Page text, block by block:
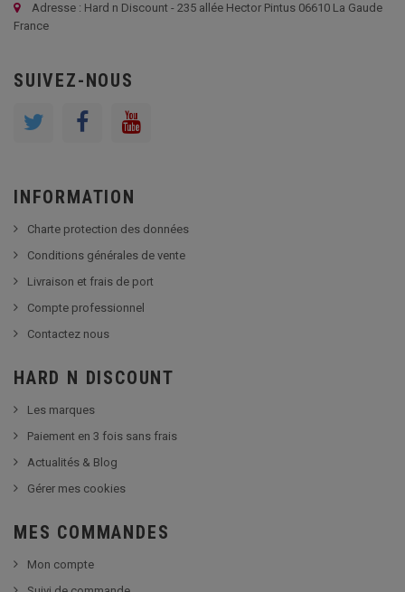
Adresse : Hard n Discount - 235 allée Hector Pintus 06610 La Gaude
France
SUIVEZ-NOUS
INFORMATION
Charte protection des données
Conditions générales de vente
Livraison et frais de port
Compte professionnel
Contactez nous
HARD N DISCOUNT
Les marques
Paiement en 3 fois sans frais
Actualités & Blog
Gérer mes cookies
MES COMMANDES
Mon compte